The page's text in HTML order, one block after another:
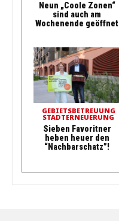
Neun „Coole Zonen“
sind auch am
Wochenende geöffnet
GEBIETSBETREUUNG
STADTERNEUERUNG
Sieben Favoritner
heben heuer den
“Nachbarschatz”!